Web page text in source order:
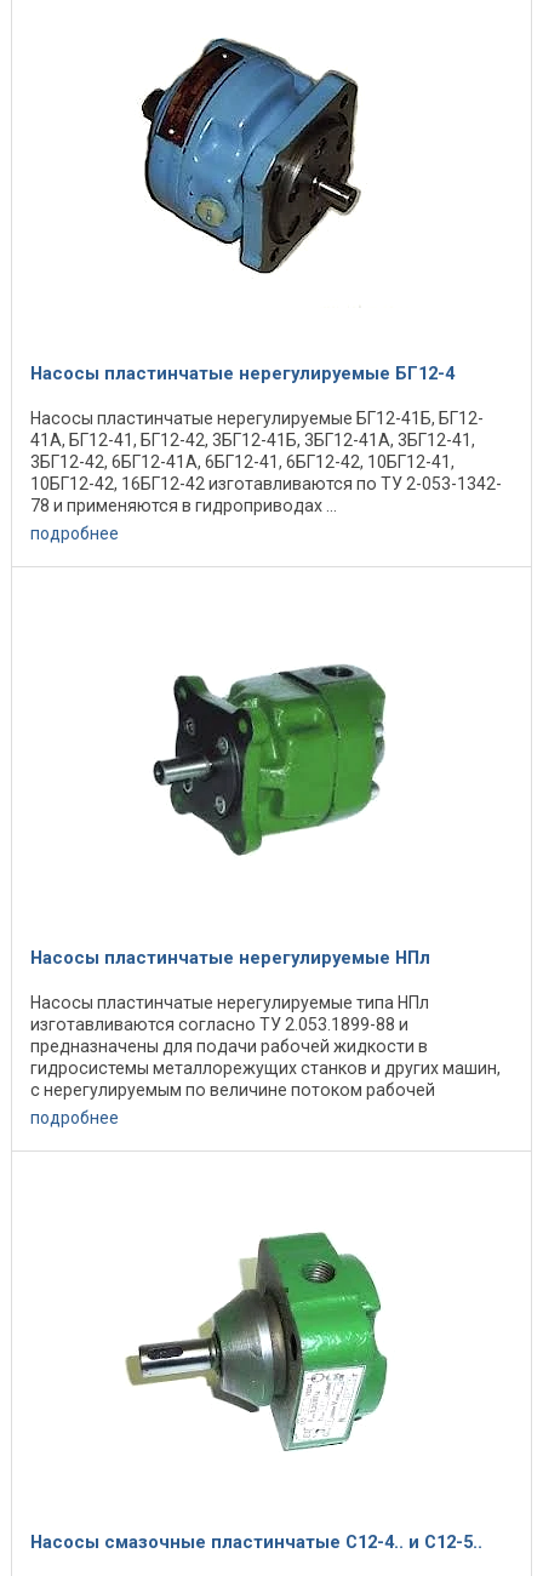
Насосы пластинчатые нерегулируемые БГ12-4
Насосы пластинчатые нерегулируемые БГ12-41Б, БГ12-
41А, БГ12-41, БГ12-42, 3БГ12-41Б, 3БГ12-41А, 3БГ12-41,
3БГ12-42, 6БГ12-41А, 6БГ12-41, 6БГ12-42, 10БГ12-41,
10БГ12-42, 16БГ12-42 изготавливаются по ТУ 2-053-1342-
78 и применяются в гидроприводах ...
подробнее
Насосы пластинчатые нерегулируемые НПл
Насосы пластинчатые нерегулируемые типа НПл
изготавливаются согласно ТУ 2.053.1899-88 и
предназначены для подачи рабочей жидкости в
гидросистемы металлорежущих станков и других машин,
с нерегулируемым по величине потоком рабочей
жидкости. Насосы ...
подробнее
Насосы смазочные пластинчатые С12-4.. и С12-5..